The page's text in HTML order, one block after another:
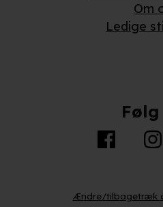
Om
Ledige
Ændre/tilbagetræk